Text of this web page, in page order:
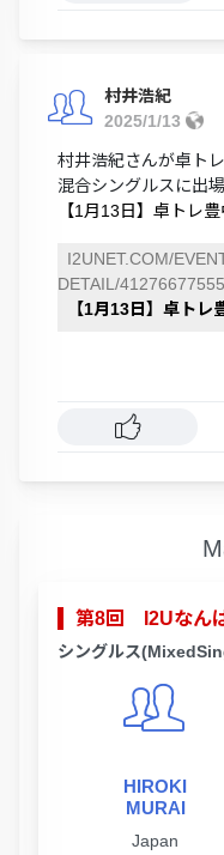
村井浩紀
2025/1/13
村井浩紀さんが卓ト
混合シングルスに出
【1月13日】卓トレ
I2UNET.COM/
DETAIL/
【1月13日】卓ト
第8回 I2Uなん
シングルス
HIROKI
MURAI
Japan